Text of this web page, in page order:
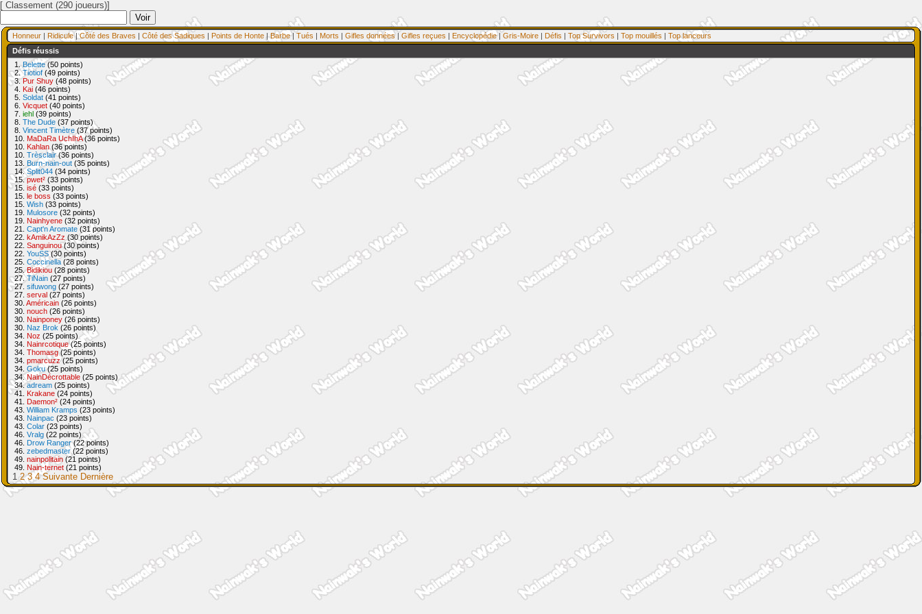
[ Classement (290 joueurs)]
Honneur | Ridicule|Côté des Braves | Côté des Sadiques | Points de Honte |Barbe| Tués | Morts | Gifles données | Gifles reçues | Encyclopédie| Gris-Moire | Défis | Top Survivors | Top mouillés | Top lanceurs
Défis réussis
1. Belette (50 points)
2.Tiotiof (49 points)
3. Pur Shuy (48 points)
4. Kai (46 points)
5. Soldat (41 points)
6. Vicquet (40 points)
7. iehl (39 points)
8. The Dude (37 points)
8. Vincent Timètre (37 points)
10. MaDaRa UchIhA(36 points)
10. Kahlan (36 points)
10. Trèsclair(36 points)
13. Burn-nain-out (35 points)
14.Split044 (34 points)
15.pwet² (33 points)
15. isé (33 points)
15. le boss (33 points)
15. Wish (33 points)
19. Mulosore (32 points)
19. Nainhyene (32 points)
21. Capt'n Aromate (31 points)
22. kAmikAzZz (30 points)
22. Sanguinou(30 points)
22. YouSS(30 points)
25. Coccinella (28 points)
25.Bidikiou (28 points)
27.TiNain (27 points)
27. sifuwong (27 points)
27. serval (27 points)
30. Américain (26 points)
30. nouch (26 points)
30. Nainponey (26 points)
30. Naz Brok (26 points)
34. Noz (25 points)
34. Nainrcotique(25 points)
34. Thomasg(25 points)
34. pmarcuzz(25 points)
34. Goku(25 points)
34.NainDécrottable (25 points)
34.adream (25 points)
41. Krakane (24 points)
41. Daemon² (24 points)
43. William Kramps (23 points)
43. Nainpac (23 points)
43. Colar (23 points)
46. Vralg (22 points)
46. Drow Ranger(22 points)
46. zebedmaster(22 points)
49. nainpolitain (21 points)
49. Nain-ternet (21 points)
1 2 3 4 Suivante Dernière